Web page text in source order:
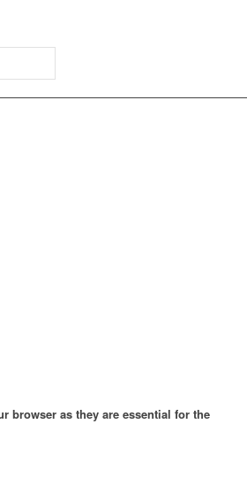
browser as they are essential for the